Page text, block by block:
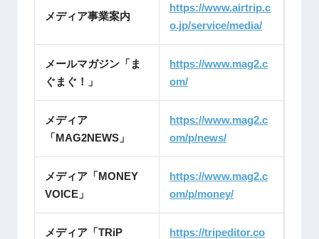
メディア事業案内
https://www.airtrip.c
o.jp/service/media/
メールマガジン「ま
ぐまぐ！」
https://www.mag2.c
om/
メディア
「MAG2NEWS」
https://www.mag2.c
om/p/news/
メディア「MONEY
VOICE」
https://www.mag2.c
om/p/money/
メディア「TRiP
https://tripeditor.co